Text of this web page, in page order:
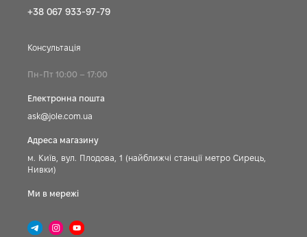
+38 067 933-97-79
Консультація
Пн-Пт 10:00 – 17:00
Електронна пошта
ask@jole.com.ua
Адреса магазину
м. Київ, вул. Плодова, 1 (найближчі станції метро Сирець,
Нивки)
Ми в мережі